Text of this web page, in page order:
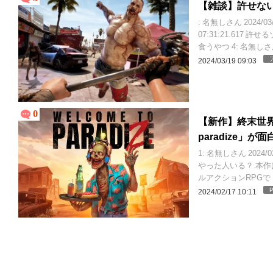
【雑談】許せな
: 名無しさん 2024/
07:31:21.617 許せる
食うやつ 4: 名無し
2024/03/19 09:03
0
【新作】終末
paradize」が面
1: 名無しさん 2024/
やった人いる？ 本
ルアクションRPG
では2人での協力...
2024/02/17 10:11